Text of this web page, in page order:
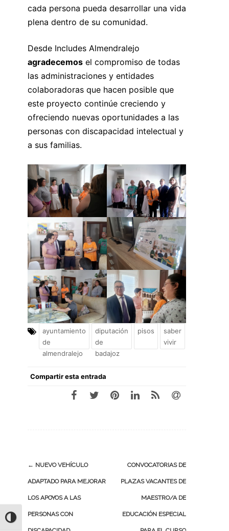
ALTERNAR ALTO CONTRASTE
cada persona pueda desarrollar una vida
plena dentro de su comunidad.
Desde Includes Almendralejo
agradecemos el compromiso de todas
las administraciones y entidades
colaboradoras que hacen posible que
este proyecto continúe creciendo y
ofreciendo nuevas oportunidades a las
personas con discapacidad intelectual y
a sus familias.
ayuntamiento
de
almendralejo
diputación
de
badajoz
pisos
saber
vivir
Compartir esta entrada
Navegación
de
← NUEVO VEHÍCULO
ADAPTADO PARA MEJORAR
LOS APOYOS A LAS
PERSONAS CON
CONVOCATORIAS DE
PLAZAS VACANTES DE
MAESTRO/A DE
EDUCACIÓN ESPECIAL